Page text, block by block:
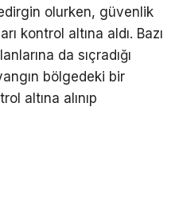
olurken, güvenlik
kontrol altına aldı. Bazı
da sıçradığı
bölgedeki bir
altına alınıp